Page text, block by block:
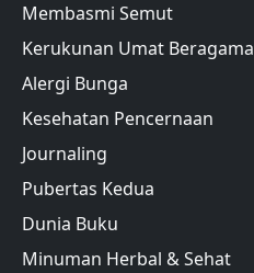
Membasmi Semut
Kerukunan Umat Beragama
Alergi Bunga
Kesehatan Pencernaan
Journaling
Pubertas Kedua
Dunia Buku
Minuman Herbal & Sehat